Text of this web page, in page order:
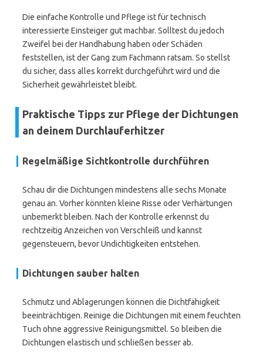
Die einfache Kontrolle und Pflege ist für technisch
interessierte Einsteiger gut machbar. Solltest du jedoch
Zweifel bei der Handhabung haben oder Schäden
feststellen, ist der Gang zum Fachmann ratsam. So stellst
du sicher, dass alles korrekt durchgeführt wird und die
Sicherheit gewährleistet bleibt.
Praktische Tipps zur Pflege der Dichtungen
an deinem Durchlauferhitzer
Regelmäßige Sichtkontrolle durchführen
Schau dir die Dichtungen mindestens alle sechs Monate
genau an. Vorher könnten kleine Risse oder Verhärtungen
unbemerkt bleiben. Nach der Kontrolle erkennst du
rechtzeitig Anzeichen von Verschleiß und kannst
gegensteuern, bevor Undichtigkeiten entstehen.
Dichtungen sauber halten
Schmutz und Ablagerungen können die Dichtfähigkeit
beeinträchtigen. Reinige die Dichtungen mit einem feuchten
Tuch ohne aggressive Reinigungsmittel. So bleiben die
Dichtungen elastisch und schließen besser ab.